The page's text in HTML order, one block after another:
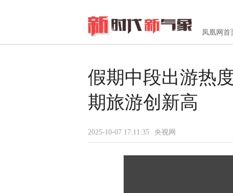
凤凰网首
假期中段出游热
期旅游创新高
2025-10-07 17:11:35 央视网